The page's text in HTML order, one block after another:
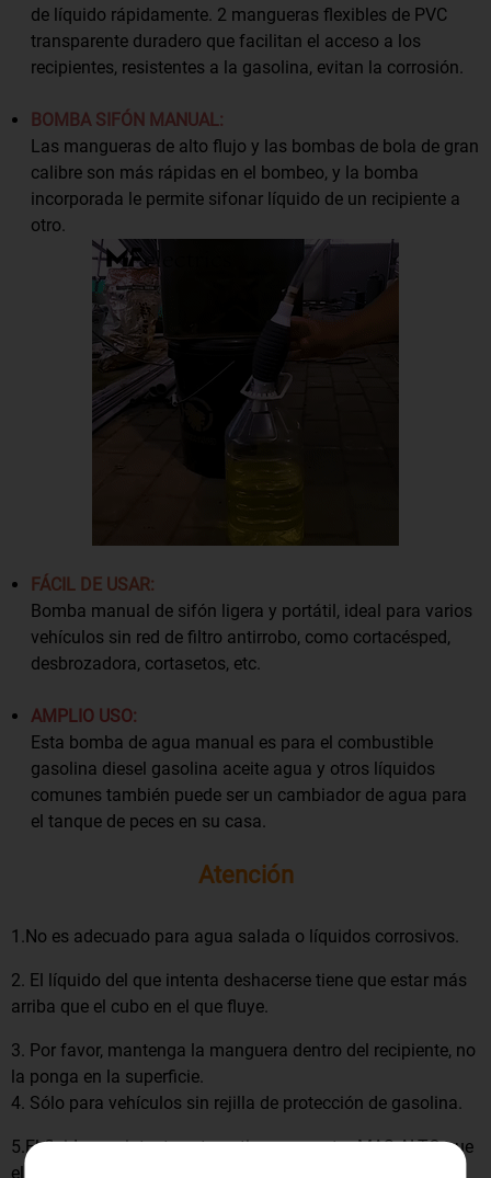
de líquido rápidamente. 2 mangueras flexibles de PVC
transparente duradero que facilitan el acceso a los
recipientes, resistentes a la gasolina, evitan la corrosión.
BOMBA SIFÓN MANUAL:
Las mangueras de alto flujo y las bombas de bola de gran
calibre son más rápidas en el bombeo, y la bomba
incorporada le permite sifonar líquido de un recipiente a
otro.
FÁCIL DE USAR:
Bomba manual de sifón ligera y portátil, ideal para varios
vehículos sin red de filtro antirrobo, como cortacésped,
desbrozadora, cortasetos, etc.
AMPLIO USO:
Esta bomba de agua manual es para el combustible
gasolina diesel gasolina aceite agua y otros líquidos
comunes también puede ser un cambiador de agua para
el tanque de peces en su casa.
Atención
1.No es adecuado para agua salada o líquidos corrosivos.
2. El líquido del que intenta deshacerse tiene que estar más
arriba que el cubo en el que fluye.
3. Por favor, mantenga la manguera dentro del recipiente, no
la ponga en la superficie.
4. Sólo para vehículos sin rejilla de protección de gasolina.
5.El fluido que intenta extraer tiene que estar MAS ALTO que
el cubo afluente.